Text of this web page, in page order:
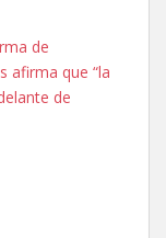
HOY
de
afirma que “la
de